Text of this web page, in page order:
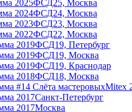
2025ФСД25, Москва
2024ФСД24, Москва
2023ФСД23, Москва
2022ФСД22, Москва
2019ФСД19, Петербург
2019ФСД19, Москва
2019ФСД19, Краснодар
2018ФСД18, Москва
#14 Слёта мастеровыхMitex
2017Санкт-Петербург
2017Москва